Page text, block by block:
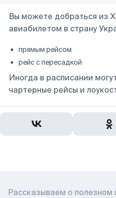
Вы можете добраться из
авиабилетом в страну
прямым рейсом
рейс с пересадкой
Иногда в расписании
чартерные рейсы и
Рассказываем о полезном